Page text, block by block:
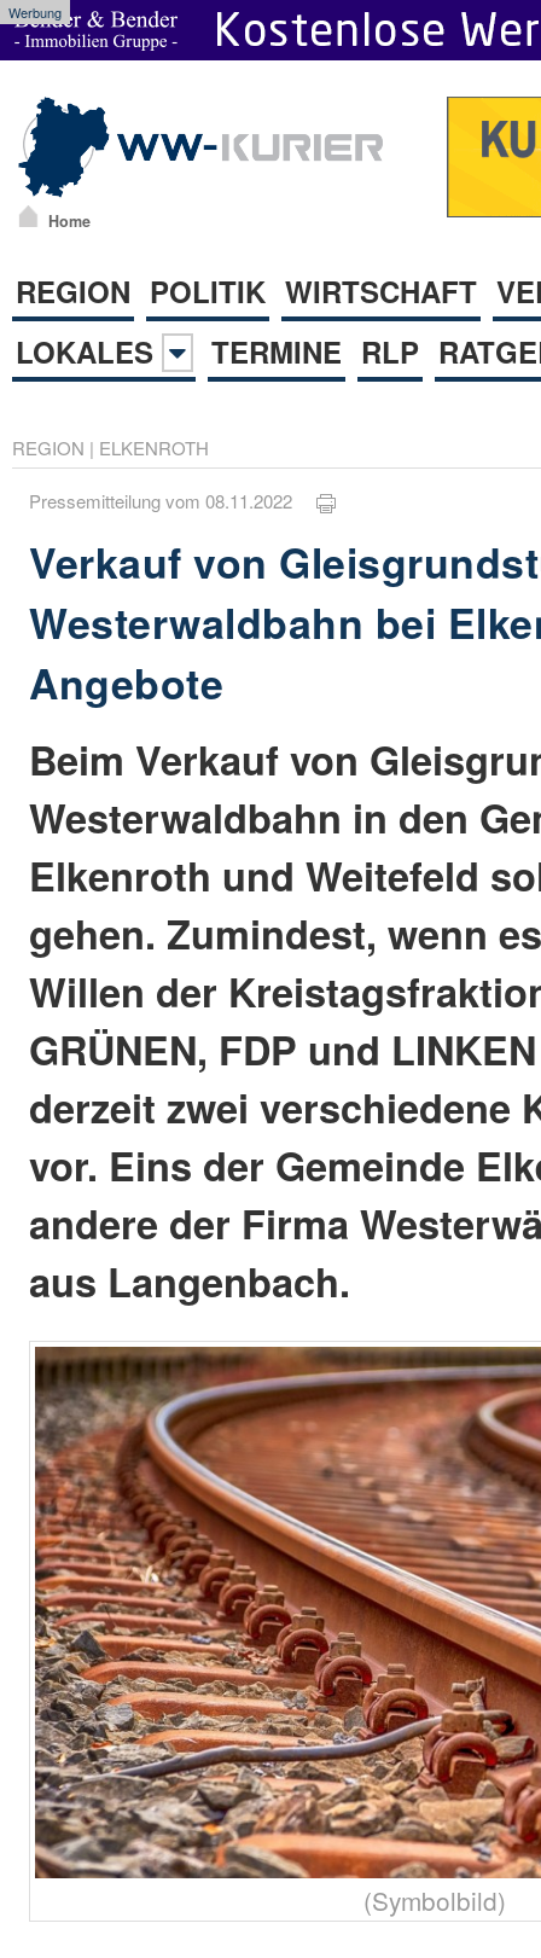
Werbung
Home
REGION POLITIK WIRTSCHAFT
LOKALES
TERMINE RLP
REGION | ELKENROTH
Pressemitteilung vom 08.11.2022
Verkauf von
Westerwaldbahn bei
Angebote
Beim Verkauf von
Westerwaldbahn in den
Elkenroth und Weitefeld
gehen. Zumindest, wenn
Willen der
GRÜNEN, FDP und
derzeit zwei verschiedene
vor. Eins der Gemeinde
andere der Firma
aus Langenbach.
(Symbolbild)